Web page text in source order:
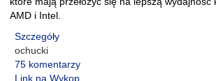
AMD i Intel.
Szczegóły
ochucki
75 komentarzy
Link na Wykop